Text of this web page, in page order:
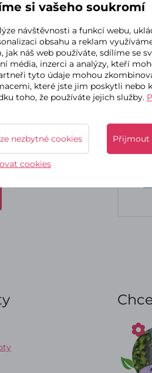
si vašeho soukromí
návštěvnosti a funkcí webu,
obsahu a reklam
jak náš web používáte, sdílíme se
média, inzerci a analýzy, kteří
tyto údaje mohou
které jste jim poskytli nebo
toho, že používáte jejich služby.
nezbytné cookies Přijmout
cookies